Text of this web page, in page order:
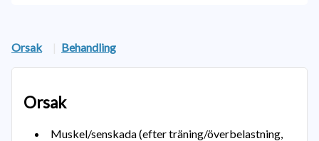
Orsak | Behandling
Orsak
Muskel/senskada (efter träning/överbelastning,